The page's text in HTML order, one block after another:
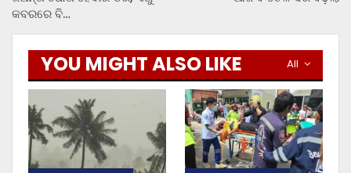
କବରରେ ବି…
All
YOU MIGHT ALSO LIKE